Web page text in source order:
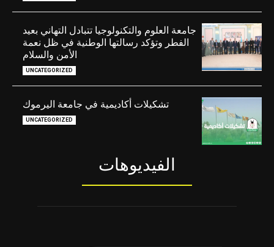
جامعة العلوم والتكنولوجيا تتبادل التهاني بعيد
الفطر وتؤكد رسالتها الوطنية في ظل نعمة
الأمن والسلام
UNCATEGORIZED
تشكيلات أكاديمية في جامعة اليرموك
UNCATEGORIZED
الفيديوهات